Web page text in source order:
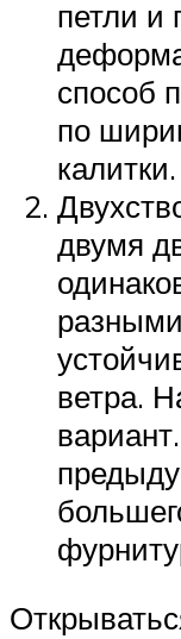
петли и
способ
по
калитки.
двумя
ветра.